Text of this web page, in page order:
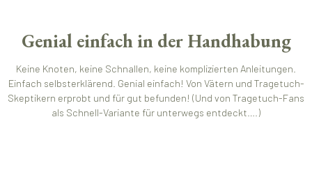
Genial einfach in der Handhabung
Keine Knoten, keine Schnallen, keine komplizierten Anleitungen.
Einfach selbsterklärend. Genial einfach! Von Vätern und Tragetuch-
Skeptikern erprobt und für gut befunden! (Und von Tragetuch-Fans
als Schnell-Variante für unterwegs entdeckt….)